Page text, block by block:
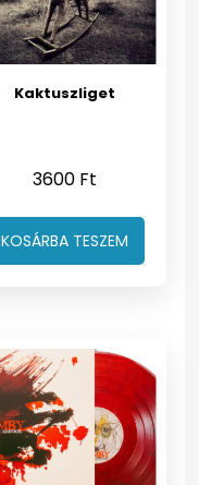
Kaktuszliget
3600 Ft
KOSÁRBA TESZEM